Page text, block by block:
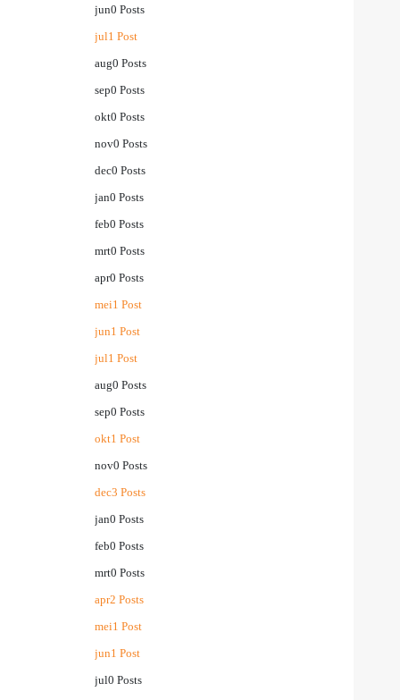
jun0 Posts
jul1 Post
aug0 Posts
sep0 Posts
okt0 Posts
nov0 Posts
dec0 Posts
jan0 Posts
feb0 Posts
mrt0 Posts
apr0 Posts
mei1 Post
jun1 Post
jul1 Post
aug0 Posts
sep0 Posts
okt1 Post
nov0 Posts
dec3 Posts
jan0 Posts
feb0 Posts
mrt0 Posts
apr2 Posts
mei1 Post
jun1 Post
jul0 Posts